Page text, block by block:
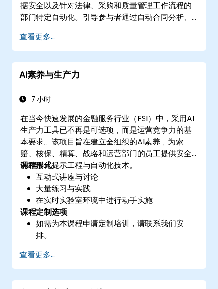
据安全以及针对法律、采购和质量管理工作流程的
部门特定自动化。引导参与者通过自动合同分析、
处理的结构化提示技术。为法律、采购和质量管理
团队提供经过验证的框架，将大型语言模型集成到
日常运营中，将通用AI工具转变为专业助手，增强
文档分析、简化采购决策，并在专业环境中维护质
查看更多...
AI素养与生产力
7 小时
在当今快速发展的金融服务行业（FSI）中，采用AI
生产力工具已不再是可选项，而是运营竞争力的基
本要求。该项目旨在建立全组织的AI素养，为索
赔、核保、精算、战略和运营部门的员工提供安全
的结构化提示工程与自动化技术。
课程形式
互动式讲座与讨论
大量练习与实践
在实时实验室环境中进行动手实施
课程定制选项
如需为本课程申请定制培训，请联系我们安
排。
查看更多...